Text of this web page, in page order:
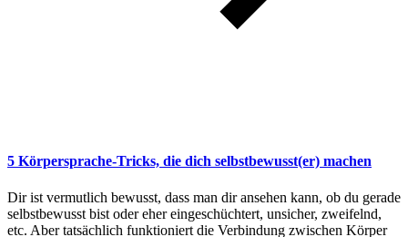
5 Körpersprache-Tricks, die dich selbstbewusst(er) machen
Dir ist vermutlich bewusst, dass man dir ansehen kann, ob du gerade
selbstbewusst bist oder eher eingeschüchtert, unsicher, zweifelnd,
etc. Aber tatsächlich funktioniert die Verbindung zwischen Körper